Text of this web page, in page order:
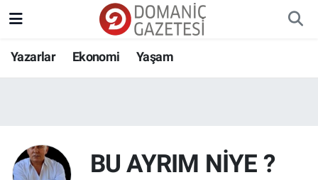
Yazarlar Ekonomi Yaşam
BU AYRIM NİYE ?